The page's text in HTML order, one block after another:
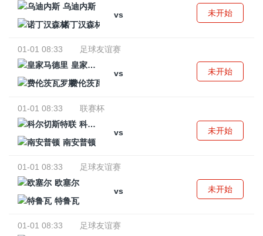
乌迪内斯
vs
诺丁汉森林
未开始
01-01 08:33
足球友谊赛
皇家马德里
vs
费伦茨瓦罗斯
未开始
01-01 08:33
联赛杯
科尔切斯特联
vs
南安普顿
未开始
01-01 08:33
足球友谊赛
欧塞尔
vs
特鲁瓦
未开始
01-01 08:33
足球友谊赛